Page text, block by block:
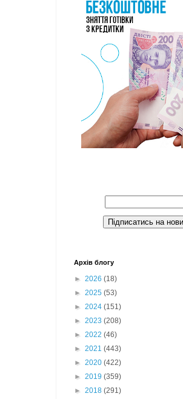
Архів блогу
► 2026 (18)
► 2025 (53)
► 2024 (151)
► 2023 (208)
► 2022 (46)
► 2021 (443)
► 2020 (422)
► 2019 (359)
► 2018 (291)